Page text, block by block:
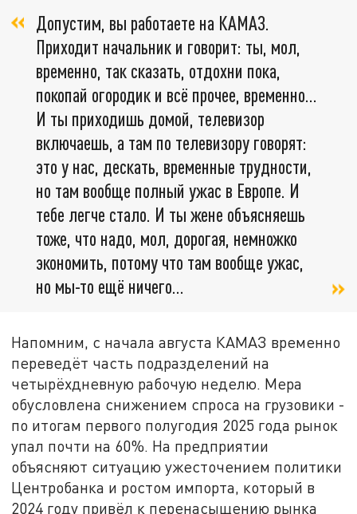
Допустим, вы работаете на КАМАЗ.
Приходит начальник и говорит: ты, мол,
временно, так сказать, отдохни пока,
покопай огородик и всё прочее, временно…
И ты приходишь домой, телевизор
включаешь, а там по телевизору говорят:
это у нас, дескать, временные трудности,
но там вообще полный ужас в Европе. И
тебе легче стало. И ты жене объясняешь
тоже, что надо, мол, дорогая, немножко
экономить, потому что там вообще ужас,
но мы-то ещё ничего…
Напомним, с начала августа КАМАЗ временно
переведёт часть подразделений на
четырёхдневную рабочую неделю. Мера
обусловлена снижением спроса на грузовики -
по итогам первого полугодия 2025 года рынок
упал почти на 60%. На предприятии
объясняют ситуацию ужесточением политики
Центробанка и ростом импорта, который в
2024 году привёл к перенасыщению рынка